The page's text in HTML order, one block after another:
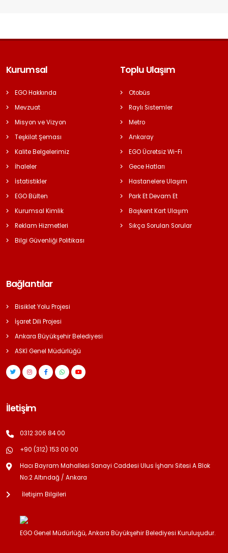
Kurumsal
EGO Hakkında
Mevzuat
Misyon ve Vizyon
Teşkilat Şeması
Kalite Belgelerimiz
İhaleler
İstatistikler
EGO Bülten
Kurumsal Kimlik
Reklam Hizmetleri
Bilgi Güvenliği Politikası
Toplu Ulaşım
Otobüs
Raylı Sistemler
Metro
Ankaray
EGO Ücretsiz Wi-Fi
Gece Hatları
Hastanelere Ulaşım
Park Et Devam Et
Başkent Kart Ulaşım
Sıkça Sorulan Sorular
Bağlantılar
Bisiklet Yolu Projesi
İşaret Dili Projesi
Ankara Büyükşehir Belediyesi
ASKİ Genel Müdürlüğü
İletişim
0312 306 84 00
+90 (312) 153 00 00
Hacı Bayram Mahallesi Sanayi Caddesi Ulus İşhanı Sitesi A Blok
No:2 Altındağ / Ankara
İletişim Bilgileri
EGO Genel Müdürlüğü, Ankara Büyükşehir Belediyesi Kuruluşudur.